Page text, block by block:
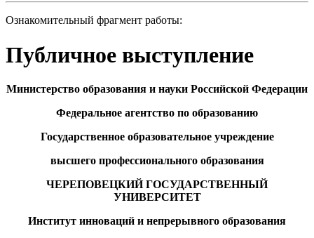
Ознакомительный фрагмент работы:
Публичное выступление
Министерство образования и науки Российской Федерации
Федеральное агентство по образованию
Государственное образовательное учреждение
высшего профессионального образования
ЧЕРЕПОВЕЦКИЙ ГОСУДАРСТВЕННЫЙ
УНИВЕРСИТЕТ
Институт инноваций и непрерывного образования